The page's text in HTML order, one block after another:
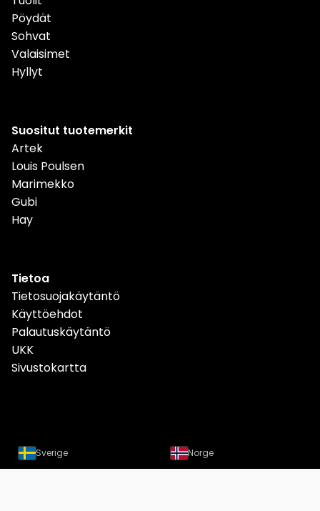
Pöydät
Sohvat
Valaisimet
Hyllyt
Suositut tuotemerkit
Artek
Louis Poulsen
Marimekko
Gubi
Hay
Tietoa
Tietosuojakäytäntö
Käyttöehdot
Palautuskäytäntö
UKK
Sivustokartta
Sverige Norge